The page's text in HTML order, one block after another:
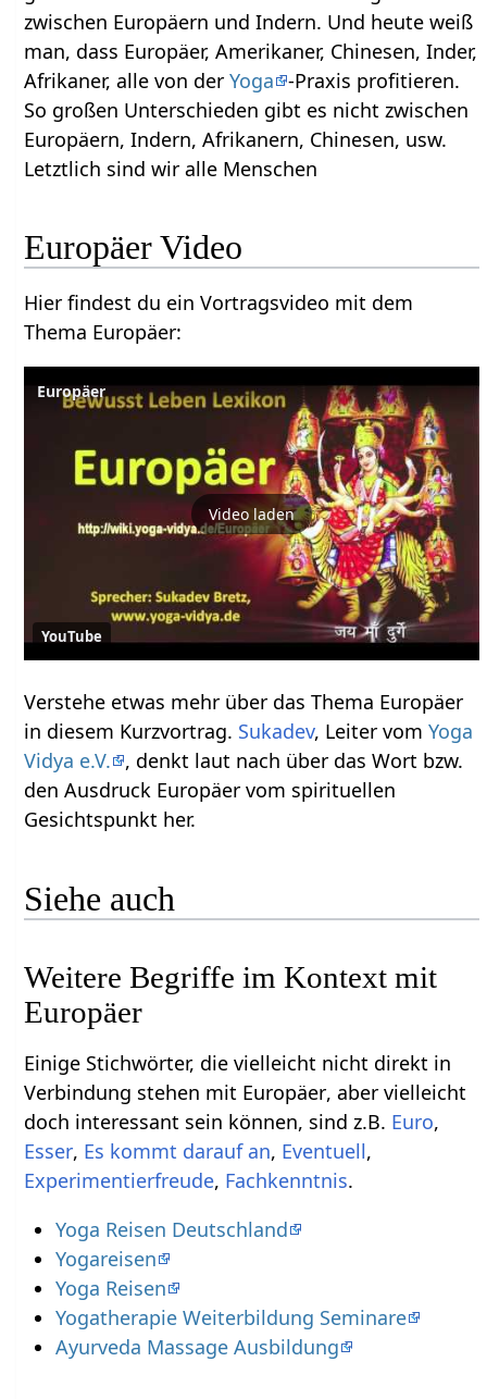
zwischen Europäern und Indern. Und heute weiß
man, dass Europäer, Amerikaner, Chinesen, Inder,
Afrikaner, alle von derYoga -Praxis profitieren.
So großen Unterschieden gibt es nicht zwischen
Europäern, Indern, Afrikanern, Chinesen, usw.
Letztlich sind wir alle Menschen
Europäer‏‎ Video
Hier findest du ein Vortragsvideo mit dem
Thema Europäer‏‎:
Europäer‏‎
Video laden
YouTube
Verstehe etwas mehr über das Thema Europäer‏‎
in diesem Kurzvortrag. Sukadev, Leiter vomYoga
Vidya e.V.
, denkt laut nach über das Wort bzw.
den Ausdruck Europäer‏‎ vom spirituellen
Gesichtspunkt her.
Siehe auch
Weitere Begriffe im Kontext mit
Einige Stichwörter, die vielleicht nicht direkt in
Verbindung stehen mit Europäer‏‎, aber vielleicht
doch interessant sein können, sind z.B.
,
, ,
,
,
.
Yoga Reisen Deutschland
Yogareisen
Yoga Reisen
Yogatherapie Weiterbildung Seminare
Ayurveda Massage Ausbildung